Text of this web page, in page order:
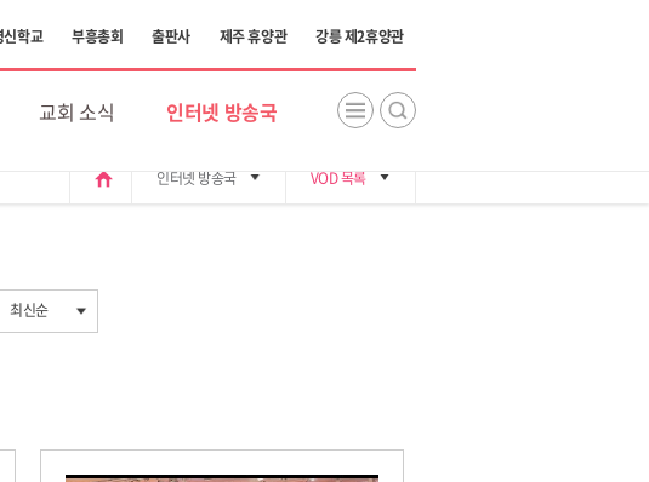
신학교 부흥총회 출판사 제주 휴양관 강릉 제2휴양관
교회 소식 인터넷 방송국
home 인터넷 방송국 VOD 목록
최신순